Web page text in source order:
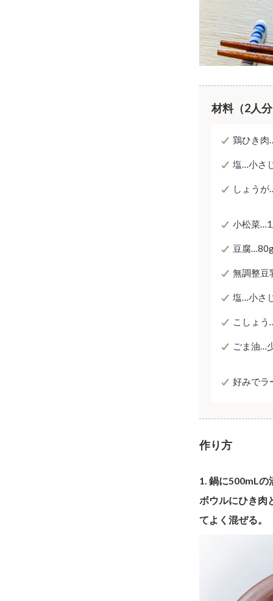
材料（2人
鶏ひき
塩…小さ
しょう
小松菜
豆腐
無調整豆
塩…小さ
こしょう
ごま油…
好みでラ
作り方
1. 鍋に500mLの
ボウルにひき肉
てよく混ぜる。